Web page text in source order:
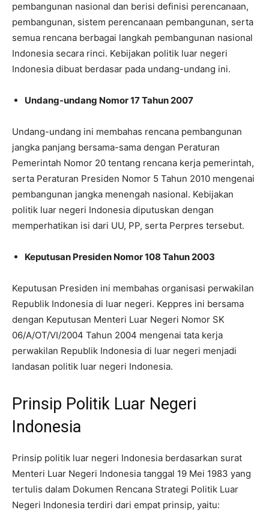
pembangunan nasional dan berisi definisi perencanaan,
pembangunan, sistem perencanaan pembangunan, serta
semua rencana berbagai langkah pembangunan nasional
Indonesia secara rinci. Kebijakan politik luar negeri
Indonesia dibuat berdasar pada undang-undang ini.
Undang-undang Nomor 17 Tahun 2007
Undang-undang ini membahas rencana pembangunan
jangka panjang bersama-sama dengan Peraturan
Pemerintah Nomor 20 tentang rencana kerja pemerintah,
serta Peraturan Presiden Nomor 5 Tahun 2010 mengenai
pembangunan jangka menengah nasional. Kebijakan
politik luar negeri Indonesia diputuskan dengan
memperhatikan isi dari UU, PP, serta Perpres tersebut.
Keputusan Presiden Nomor 108 Tahun 2003
Keputusan Presiden ini membahas organisasi perwakilan
Republik Indonesia di luar negeri. Keppres ini bersama
dengan Keputusan Menteri Luar Negeri Nomor SK
06/A/OT/VI/2004 Tahun 2004 mengenai tata kerja
perwakilan Republik Indonesia di luar negeri menjadi
landasan politik luar negeri Indonesia.
Prinsip Politik Luar Negeri
Indonesia
Prinsip politik luar negeri Indonesia berdasarkan surat
Menteri Luar Negeri Indonesia tanggal 19 Mei 1983 yang
tertulis dalam Dokumen Rencana Strategi Politik Luar
Negeri Indonesia terdiri dari empat prinsip, yaitu: